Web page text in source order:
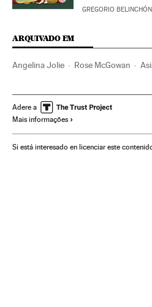
GREGORIO BELINCHÓN
ARQUIVADO EM
Angelina Jolie Rose McGowan
Miramax Ashley Judd Annabella
Harvey Weinstein
Hollywood Assédio sexual
Adere a
Mais informações
Si está interesado en licenciar este